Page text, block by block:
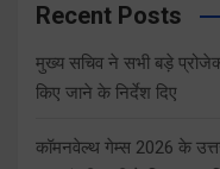
Recent Posts
मुख्य सचिव ने सभी बड़े
किए जाने के निर्देश दिए
कॉमनवेल्थ गेम्स 2026 के